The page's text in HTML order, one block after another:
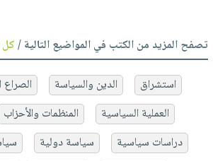
تصفح المزيد من الكتب في المواضيع التالية /كل
استشراق الدين والسياسة
الصراع
العملية السياسية
المنظمات والأحزاب
دراسات سياسية
سياسة دولية